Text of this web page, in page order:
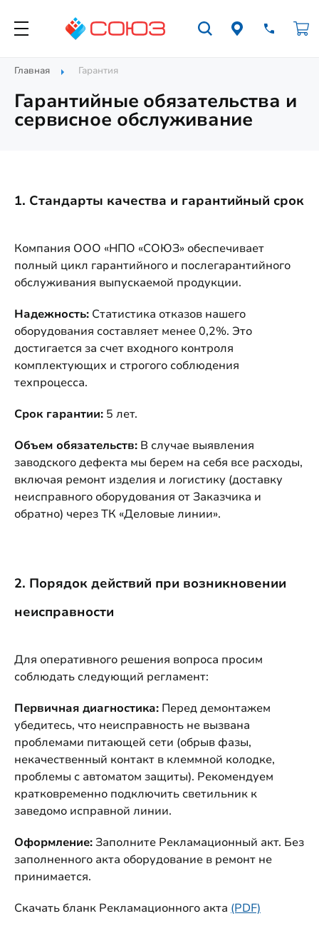
Главная Гарантия
Гарантийные обязательства и
сервисное обслуживание
1. Стандарты качества и гарантийный срок
Компания ООО «НПО «СОЮЗ» обеспечивает
полный цикл гарантийного и послегарантийного
обслуживания выпускаемой продукции.
Надежность: Статистика отказов нашего
оборудования составляет менее 0,2%. Это
достигается за счет входного контроля
комплектующих и строгого соблюдения
техпроцесса.
Срок гарантии: 5 лет.
Объем обязательств: В случае выявления
заводского дефекта мы берем на себя все расходы,
включая ремонт изделия и логистику (доставку
неисправного оборудования от Заказчика и
обратно) через ТК «Деловые линии».
2. Порядок действий при возникновении
неисправности
Для оперативного решения вопроса просим
соблюдать следующий регламент:
Первичная диагностика: Перед демонтажем
убедитесь, что неисправность не вызвана
проблемами питающей сети (обрыв фазы,
некачественный контакт в клеммной колодке,
проблемы с автоматом защиты). Рекомендуем
кратковременно подключить светильник к
заведомо исправной линии.
Оформление:Заполните Рекламационный акт. Без
заполненного акта оборудование в ремонт не
принимается.
Скачать бланк Рекламационного акта (PDF)